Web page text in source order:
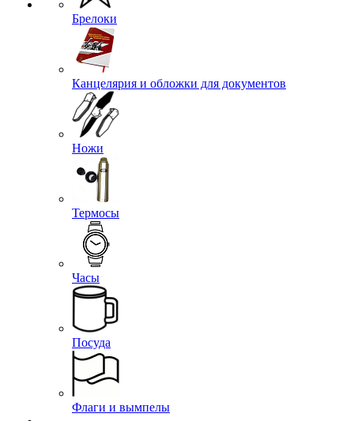
Брелоки
Канцелярия и обложки для документов
Ножи
Термосы
Часы
Посуда
Флаги и вымпелы